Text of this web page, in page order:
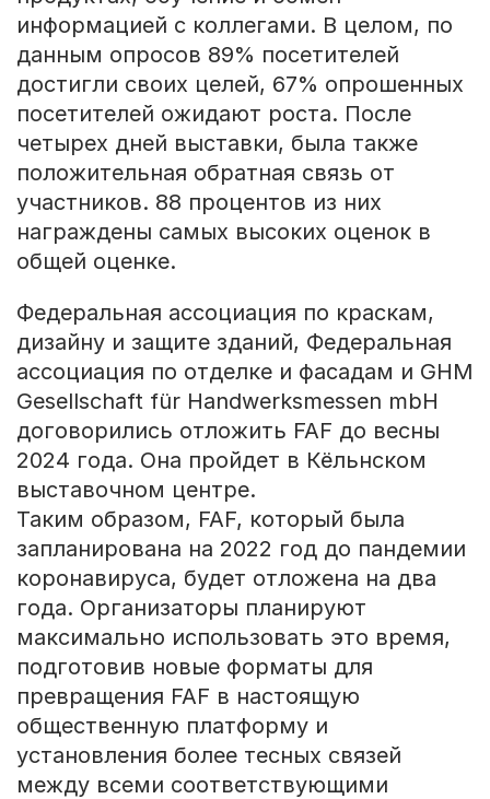
информацией с коллегами. В целом, по
данным опросов 89% посетителей
достигли своих целей, 67% опрошенных
посетителей ожидают роста. После
четырех дней выставки, была также
положительная обратная связь от
участников. 88 процентов из них
награждены самых высоких оценок в
общей оценке.
Федеральная ассоциация по краскам,
дизайну и защите зданий, Федеральная
ассоциация по отделке и фасадам и GHM
Gesellschaft für Handwerksmessen mbH
договорились отложить FAF до весны
2024 года. Она пройдет в Кёльнском
выставочном центре.
Таким образом, FAF, который была
запланирована на 2022 год до пандемии
коронавируса, будет отложена на два
года. Организаторы планируют
максимально использовать это время,
подготовив новые форматы для
превращения FAF в настоящую
общественную платформу и
установления более тесных связей
между всеми соответствующими